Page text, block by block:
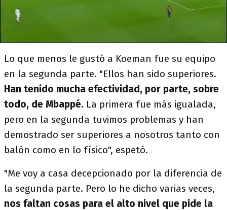
Lo que menos le gustó a Koeman fue su equipo
en la segunda parte. "Ellos han sido superiores.
Han tenido mucha efectividad, por parte, sobre
todo, de Mbappé. La primera fue más igualada,
pero en la segunda tuvimos problemas y han
demostrado ser superiores a nosotros tanto con
balón como en lo físico", espetó.
"Me voy a casa decepcionado por la diferencia de
la segunda parte. Pero lo he dicho varias veces,
nos faltan cosas para el alto nivel que pide la